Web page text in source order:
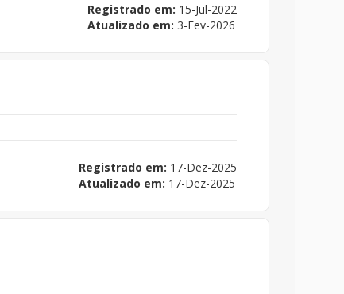
Registrado em: 15-Jul-2022
Atualizado em: 3-Fev-2026
Registrado em: 17-Dez-2025
Atualizado em: 17-Dez-2025